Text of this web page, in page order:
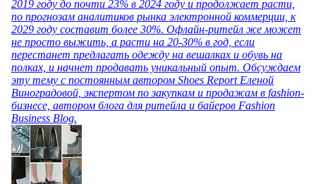
2019 году до почти 23% в 2024 году и продолжает расти,
по прогнозам аналитиков рынка электронной коммерции, к
2029 году составит более 30%. Офлайн-ритейл же может
не просто выжить, а расти на 20-30% в год, если
перестанет предлагать одежду на вешалках и обувь на
полках, и начнет продавать уникальный опыт. Обсуждаем
эту тему с постоянным автором Shoes Report Еленой
Виноградовой, экспертом по закупкам и продажам в fashion-
бизнесе, автором блога для ритейла и байеров Fashion
Business Blog.